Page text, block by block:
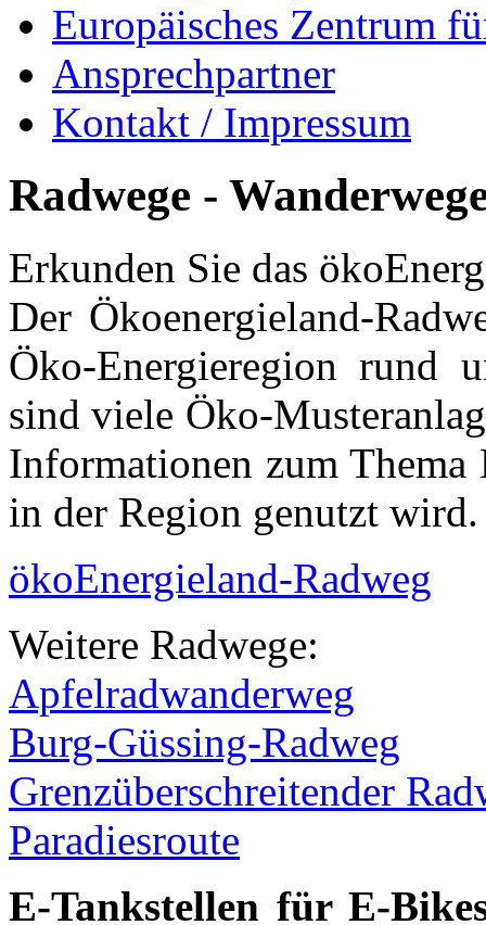
Europäisches Zentrum
Ansprechpartner
Kontakt / Impressum
Radwege -
Erkunden Sie das
Der Ökoenergieland-
Öko-Energieregion rund
sind viele Öko-
Informationen zum Thema
in der Region genutzt wird.
ökoEnergieland-Radweg
Weitere Radwege:
Apfelradwanderweg
Burg-Güssing-Radweg
Grenzüberschreitender
Paradiesroute
E-Tankstellen für E-